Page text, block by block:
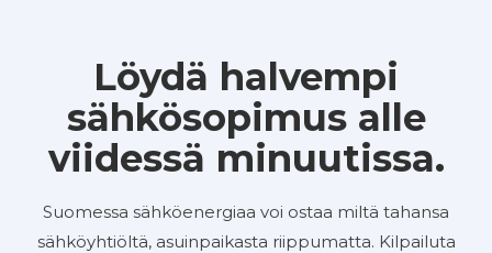
Löydä halvempi
sähkösopimus alle
viidessä minuutissa.
Suomessa sähköenergiaa voi ostaa miltä tahansa
sähköyhtiöltä, asuinpaikasta riippumatta. Kilpailuta